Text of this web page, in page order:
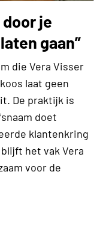
je
gaan”
die Vera Visser
laat geen
De praktijk is
doet
klantenkring
het vak Vera
voor de